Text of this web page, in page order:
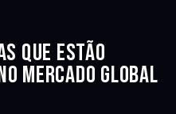
QUE ESTÃO
MERCADO GLOBAL